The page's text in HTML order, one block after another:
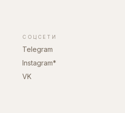
СОЦСЕТИ
Telegram
Instagram*
VK